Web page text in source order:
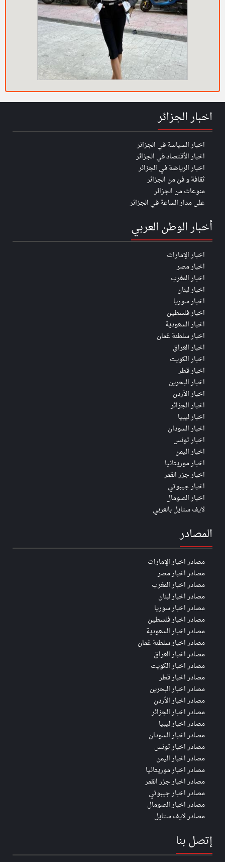
اخبار الجزائر
اخبار السياسة في الجزائر
اخبار الأقتصاد في الجزائر
اخبار الرياضة في الجزائر
ثقافة و فن من الجزائر
منوعات من الجزائر
على مدار الساعة في الجزائر
أخبار الوطن العربي
اخبار الإمارات
اخبار مصر
اخبار المغرب
اخبار لبنان
اخبار سوريا
اخبار فلسطين
اخبار السعودية
اخبار سلطنة عُمان
اخبار العراق
اخبار الكويت
اخبار قطر
اخبار البحرين
اخبار الأردن
اخبار الجزائر
اخبار ليبيا
اخبار السودان
اخبار تونس
اخبار اليمن
اخبار موريتانيا
اخبار جزر القمر
اخبار جيبوتي
اخبار الصومال
لايف ستايل بالعربي
المصادر
مصادر اخبار الإمارات
مصادر اخبار مصر
مصادر اخبار المغرب
مصادر اخبار لبنان
مصادر اخبار سوريا
مصادر اخبار فلسطين
مصادر اخبار السعودية
مصادر اخبار سلطنة عُمان
مصادر اخبار العراق
مصادر اخبار الكويت
مصادر اخبار قطر
مصادر اخبار البحرين
مصادر اخبار الأردن
مصادر اخبار الجزائر
مصادر اخبار ليبيا
مصادر اخبار السودان
مصادر اخبار تونس
مصادر اخبار اليمن
مصادر اخبار موريتانيا
مصادر اخبار جزر القمر
مصادر اخبار جيبوتي
مصادر اخبار الصومال
مصادر لايف ستايل
إتصل بنا